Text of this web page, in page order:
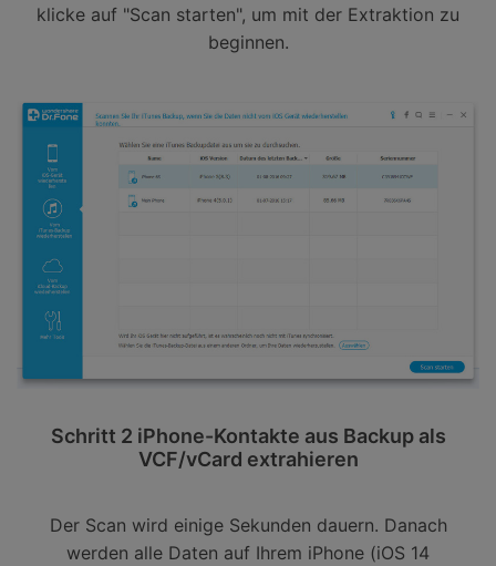
klicke auf "Scan starten", um mit der Extraktion zu
beginnen.
Schritt 2 iPhone-Kontakte aus Backup als
VCF/vCard extrahieren
Der Scan wird einige Sekunden dauern. Danach
werden alle Daten auf Ihrem iPhone (iOS 14